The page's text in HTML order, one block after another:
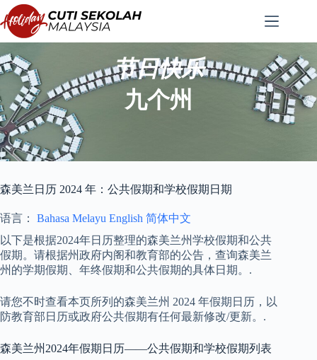
至
内
容
节日快乐
九个州
森美兰日历 2024 年：公共假期和学校假期日期
语言： Bahasa Melayu English 简体中文
以下是根据2024年日历整理的森美兰州学校假期和公共
假期。请根据州政府内阁和教育部的公告，查询森美兰
州的学期假期、年终假期和公共假期的具体日期。.
请您不时查看本页所列的森美兰州 2024 年假期日历，以
防教育部日历或政府公共假期有任何最新修改/更新。.
森美兰州2024年假期日历——公共假期和学校假期列表